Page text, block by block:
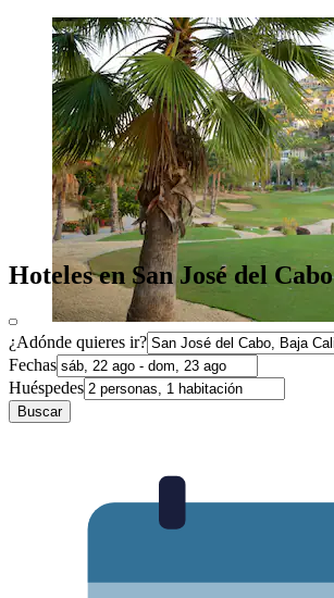
Hoteles en San José del Cabo
¿Adónde quieres ir?
Fechas
Huéspedes
Buscar